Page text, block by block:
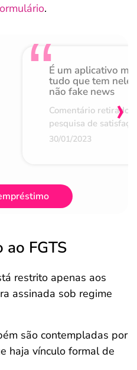
.
É um aplicativo
tudo que tem nele
não fake news
Comentário retirado
pesquisa de
30/01/2023
›
FGTS
restrito apenas aos
assinada sob regime
são contempladas por
haja vínculo formal de